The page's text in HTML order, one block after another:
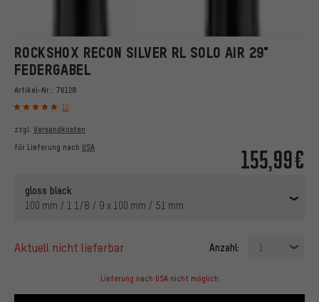
ROCKSHOX RECON SILVER RL SOLO AIR 29"
FEDERGABEL
Artikel-Nr.: 76128
12
155,99€
zzgl. Versandkosten
für Lieferung nach USA
gloss black
100 mm / 1 1/8 / 9 x 100 mm / 51 mm
aktuell nicht lieferbar Anzahl: 1
Lieferung nach USA nicht möglich